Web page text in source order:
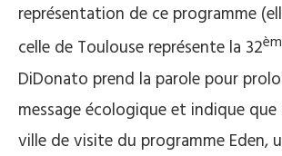
représentation de ce programme
celle de Toulouse représente la 32
DiDonato prend la parole pour
message écologique et indique
ville de visite du programme Eden,